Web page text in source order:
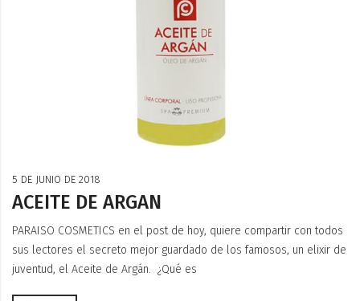
5 DE JUNIO DE 2018
ACEITE DE ARGAN
PARAISO COSMETICS en el post de hoy, quiere compartir con todos
sus lectores el secreto mejor guardado de los famosos, un elixir de
juventud, el Aceite de Argán. ¿Qué es